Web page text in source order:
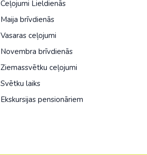
Ceļojumi Lieldienās
Maija brīvdienās
Vasaras ceļojumi
Novembra brīvdienās
Ziemassvētku ceļojumi
Svētku laiks
Ekskursijas pensionāriem